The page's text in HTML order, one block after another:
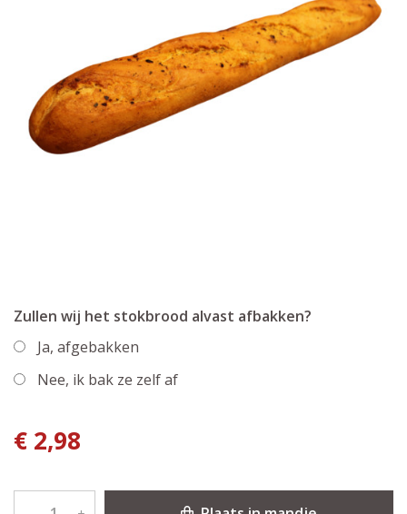
Zullen wij het stokbrood alvast afbakken?
Ja, afgebakken
Nee, ik bak ze zelf af
€ 2,98